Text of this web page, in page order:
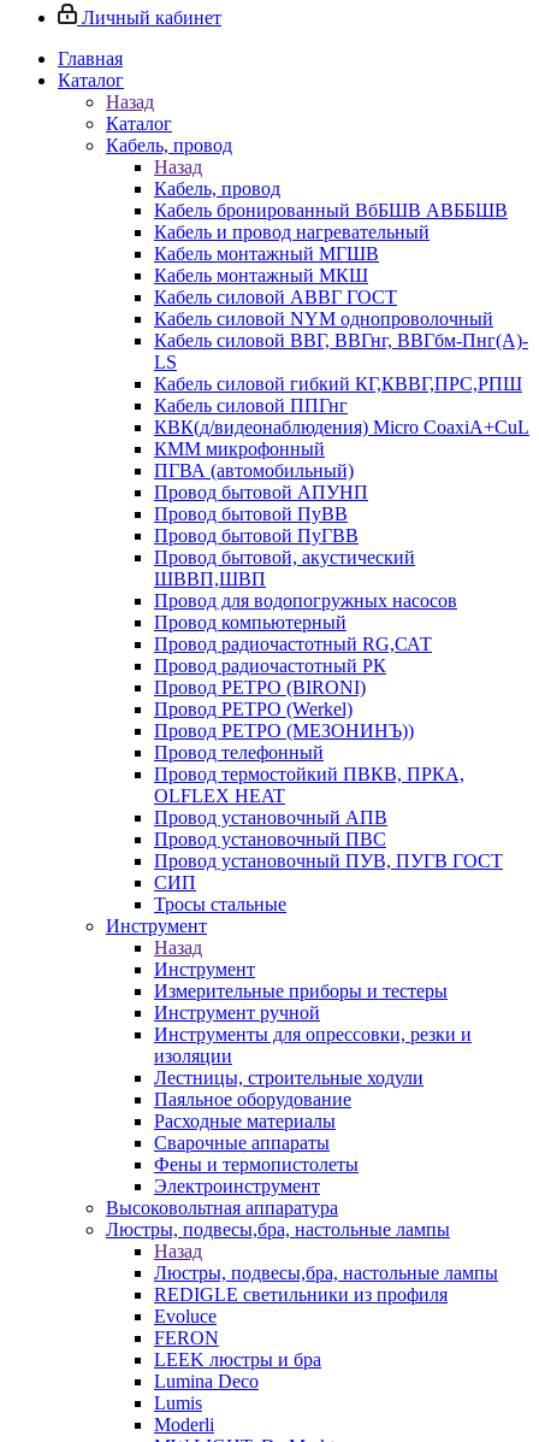
Личный кабинет
Главная
Каталог
Назад
Каталог
Кабель, провод
Назад
Кабель, провод
Кабель бронированный ВбБШВ АВББШВ
Кабель и провод нагревательный
Кабель монтажный МГШВ
Кабель монтажный МКШ
Кабель силовой АВВГ ГОСТ
Кабель силовой NYM однопроволочный
Кабель силовой ВВГ, ВВГнг, ВВГбм-Пнг(А)-
LS
Кабель силовой гибкий КГ,КВВГ,ПРС,РПШ
Кабель силовой ППГнг
КВК(д/видеонаблюдения) Micro CoaxiA+CuL
КММ микрофонный
ПГВА (автомобильный)
Провод бытовой АПУНП
Провод бытовой ПуВВ
Провод бытовой ПуГВВ
Провод бытовой, акустический
ШВВП,ШВП
Провод для водопогружных насосов
Провод компьютерный
Провод радиочастотный RG,САТ
Провод радиочастотный РК
Провод РЕТРО (BIRONI)
Провод РЕТРО (Werkel)
Провод РЕТРО (МЕЗОНИНЪ))
Провод телефонный
Провод термостойкий ПВКВ, ПРКА,
OLFLEX HEAT
Провод установочный АПВ
Провод установочный ПВС
Провод установочный ПУВ, ПУГВ ГОСТ
СИП
Тросы стальные
Инструмент
Назад
Инструмент
Измерительные приборы и тестеры
Инструмент ручной
Инструменты для опрессовки, резки и
изоляции
Лестницы, строительные ходули
Паяльное оборудование
Расходные материалы
Сварочные аппараты
Фены и термопистолеты
Электроинструмент
Высоковольтная аппаратура
Люстры, подвесы,бра, настольные лампы
Назад
Люстры, подвесы,бра, настольные лампы
REDIGLE светильники из профиля
Evoluce
FERON
LEEK люстры и бра
Lumina Deco
Lumis
Moderli